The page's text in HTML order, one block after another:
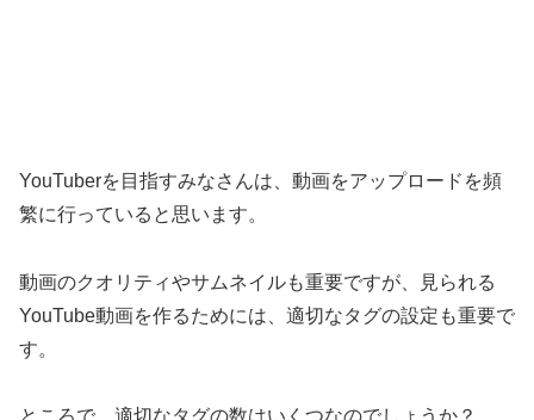
YouTuberを目指すみなさんは、動画をアップロードを頻
繁に行っていると思います。
動画のクオリティやサムネイルも重要ですが、見られる
YouTube動画を作るためには、適切なタグの設定も重要で
す。